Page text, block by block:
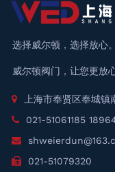
选择威尔顿，选择放心。
威尔顿阀门，让您更放
上海市奉贤区奉城镇
021-51061185
021-51079320